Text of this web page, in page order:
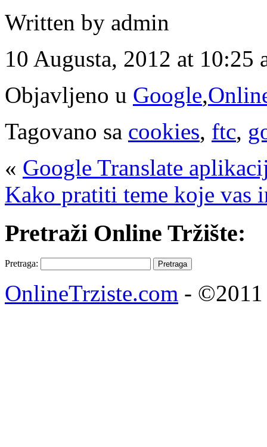
Written by admin
10 Augusta, 2012 at 10:25
Objavljeno u Google,
Tagovano sa cookies, ftc,
« Google Translate
Kako pratiti teme koje vas
Pretraži Online Tržište:
Pretraga:
OnlineTrziste.com - ©2011